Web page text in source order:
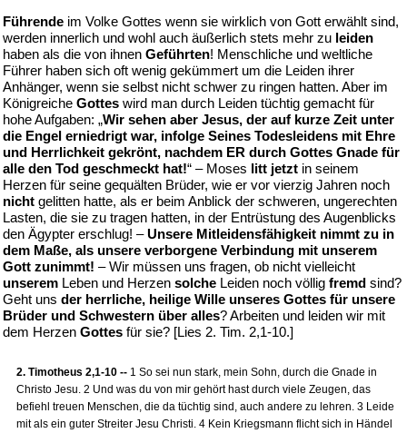
Führende im Volke Gottes wenn sie wirklich von Gott erwählt sind,
werden innerlich und wohl auch äußerlich stets mehr zu leiden
haben als die von ihnen Geführten! Menschliche und weltliche
Führer haben sich oft wenig gekümmert um die Leiden ihrer
Anhänger, wenn sie selbst nicht schwer zu ringen hatten. Aber im
Königreiche Gottes wird man durch Leiden tüchtig gemacht für
hohe Aufgaben: „Wir sehen aber Jesus, der auf kurze Zeit unter
die Engel erniedrigt war, infolge Seines Todesleidens mit Ehre
und Herrlichkeit gekrönt, nachdem ER durch Gottes Gnade für
alle den Tod geschmeckt hat!“ – Moses litt jetzt in seinem
Herzen für seine gequälten Brüder, wie er vor vierzig Jahren noch
nicht gelitten hatte, als er beim Anblick der schweren, ungerechten
Lasten, die sie zu tragen hatten, in der Entrüstung des Augenblicks
den Ägypter erschlug! –Unsere Mitleidensfähigkeit nimmt zu in
dem Maße, als unsere verborgene Verbindung mit unserem
Gott zunimmt! – Wir müssen uns fragen, ob nicht vielleicht
unserem Leben und Herzen solche Leiden noch völlig fremd sind?
Geht uns der herrliche, heilige Wille unseres Gottes für unsere
Brüder und Schwestern über alles? Arbeiten und leiden wir mit
dem Herzen Gottes für sie? [Lies 2. Tim. 2,1-10.]
2. Timotheus 2,1-10 -- 1 So sei nun stark, mein Sohn, durch die Gnade in
Christo Jesu. 2 Und was du von mir gehört hast durch viele Zeugen, das
befiehl treuen Menschen, die da tüchtig sind, auch andere zu lehren. 3 Leide
mit als ein guter Streiter Jesu Christi. 4 Kein Kriegsmann flicht sich in Händel